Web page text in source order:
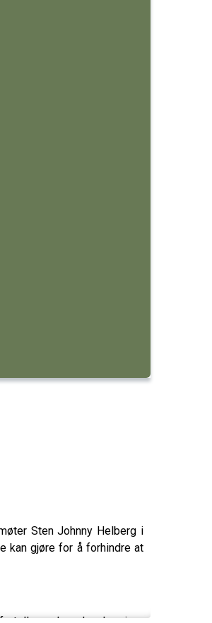
Sten Johnny Helberg i
kan gjøre for å forhindre at